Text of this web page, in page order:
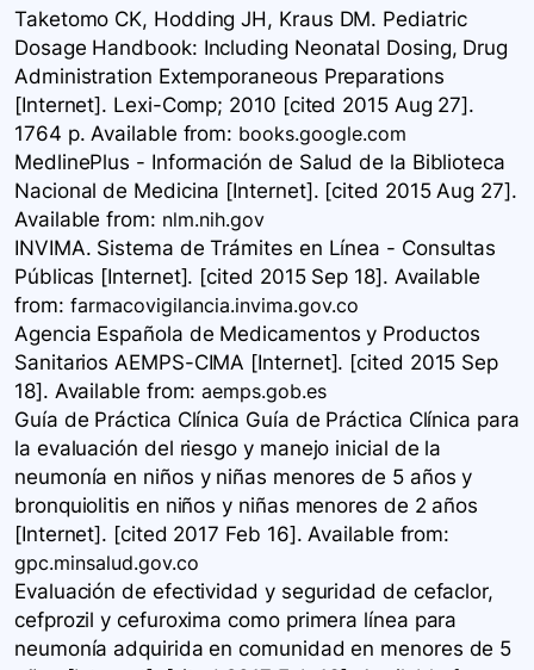
Taketomo CK, Hodding JH, Kraus DM. Pediatric
Dosage Handbook: Including Neonatal Dosing, Drug
Administration Extemporaneous Preparations
[Internet]. Lexi-Comp; 2010 [cited 2015 Aug 27].
1764 p. Available from: books.google.com
MedlinePlus - Información de Salud de la Biblioteca
Nacional de Medicina [Internet]. [cited 2015 Aug 27].
Available from: nlm.nih.gov
INVIMA. Sistema de Trámites en Línea - Consultas
Públicas [Internet]. [cited 2015 Sep 18]. Available
from: farmacovigilancia.invima.gov.co
Agencia Española de Medicamentos y Productos
Sanitarios AEMPS-CIMA [Internet]. [cited 2015 Sep
18]. Available from:aemps.gob.es
Guía de Práctica Clínica Guía de Práctica Clínica para
la evaluación del riesgo y manejo inicial de la
neumonía en niños y niñas menores de 5 años y
bronquiolitis en niños y niñas menores de 2 años
[Internet]. [cited 2017 Feb 16]. Available from:
gpc.minsalud.gov.co
Evaluación de efectividad y seguridad de cefaclor,
cefprozil y cefuroxima como primera línea para
neumonía adquirida en comunidad en menores de 5